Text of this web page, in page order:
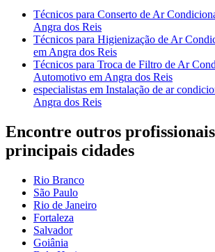
Técnicos para Conserto de Ar
Angra dos Reis
Técnicos para Higienização de Ar
em Angra dos Reis
Técnicos para Troca de Filtro de Ar
Automotivo em Angra dos Reis
especialistas em Instalação de ar
Angra dos Reis
Encontre outros
principais cidades
Rio Branco
São Paulo
Rio de Janeiro
Fortaleza
Salvador
Goiânia